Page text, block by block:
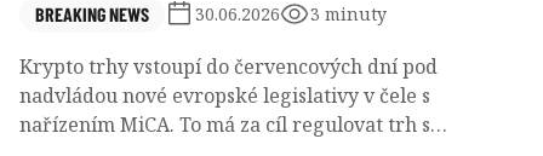
BREAKING NEWS 30.06.2026 3 minuty
Krypto trhy vstoupí do červencových dní pod
nadvládou nové evropské legislativy v čele s
nařízením MiCA. To má za cíl regulovat trh s